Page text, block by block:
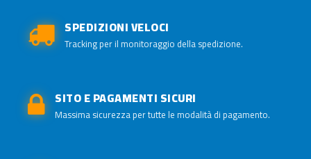
SPEDIZIONI VELOCI
Tracking per il monitoraggio della spedizione.
SITO E PAGAMENTI SICURI
Massima sicurezza per tutte le modalità di pagamento.